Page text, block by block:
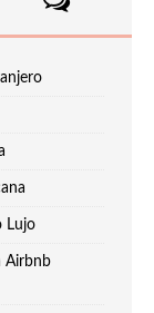
Lujo
Airbnb